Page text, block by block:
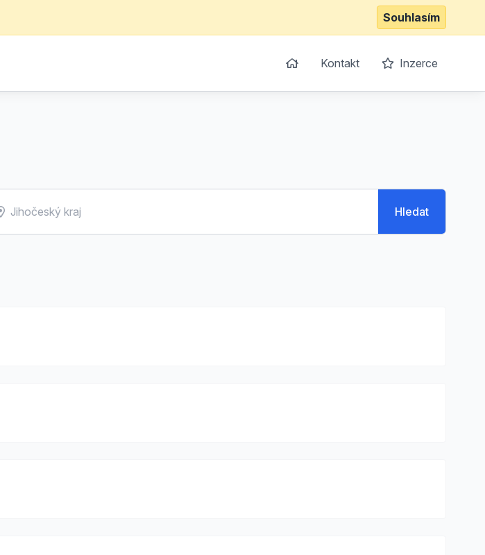
Souhlasím
Kontakt Inzerce
Hledat